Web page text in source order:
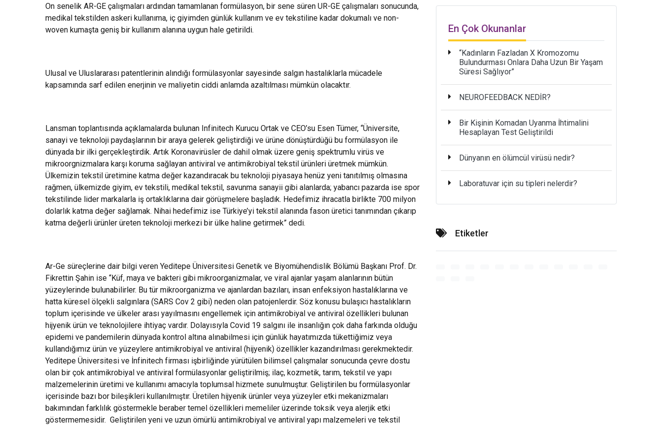
On senelik AR-GE çalışmaları ardından tamamlanan formülasyon, bir sene süren UR-GE çalışmaları sonucunda,
medikal tekstilden askeri kullanıma, iç giyimden günlük kullanım ve ev tekstiline kadar dokumalı ve non-
woven kumaşta geniş bir kullanım alanına uygun hale getirildi.
Ulusal ve Uluslararası patentlerinin alındığı formülasyonlar sayesinde salgın hastalıklarla mücadele
kapsamında sarf edilen enerjinin ve maliyetin ciddi anlamda azaltılması mümkün olacaktır.
Lansman toplantısında açıklamalarda bulunan Infinitech Kurucu Ortak ve CEO’su Esen Tümer, “Üniversite,
sanayi ve teknoloji paydaşlarının bir araya gelerek geliştirdiği ve ürüne dönüştürdüğü bu formülasyon ile
dünyada bir ilki gerçekleştirdik. Artık Koronavirüsler de dahil olmak üzere geniş spektrumlu virüs ve
mikroorgnizmalara karşı koruma sağlayan antiviral ve antimikrobiyal tekstil ürünleri üretmek mümkün.
Ülkemizin tekstil üretimine katma değer kazandıracak bu teknoloji piyasaya henüz yeni tanıtılmış olmasına
rağmen, ülkemizde giyim, ev tekstili, medikal tekstil, savunma sanayii gibi alanlarda; yabancı pazarda ise spor
tekstilinde lider markalarla iş ortaklıklarına dair görüşmelere başladık. Hedefimiz ihracatla birlikte 700 milyon
dolarlık katma değer sağlamak. Nihai hedefimiz ise Türkiye’yi tekstil alanında fason üretici tanımından çıkarıp
katma değerli ürünler üreten teknoloji merkezi bir ülke haline getirmek” dedi.
Ar-Ge süreçlerine dair bilgi veren Yeditepe Üniversitesi Genetik ve Biyomühendislik Bölümü Başkanı Prof. Dr.
Fikrettin Şahin ise “Küf, maya ve bakteri gibi mikroorganizmalar, ve viral ajanlar yaşam alanlarının bütün
yüzeylerinde bulunabilirler. Bu tür mikroorganizma ve ajanlardan bazıları, insan enfeksiyon hastalıklarına ve
hatta küresel ölçekli salgınlara (SARS Cov 2 gibi) neden olan patojenlerdir. Söz konusu bulaşıcı hastalıkların
toplum içerisinde ve ülkeler arası yayılmasını engellemek için antimikrobiyal ve antiviral özellikleri bulunan
hijyenik ürün ve teknolojilere ihtiyaç vardır. Dolayısıyla Covid 19 salgını ile insanlığın çok daha farkında olduğu
epidemi ve pandemilerin dünyada kontrol altına alınabilmesi için günlük hayatımızda tükettiğimiz veya
kullandığımız ürün ve yüzeylere antimikrobiyal ve antiviral (hijyenik) özellikler kazandırılması gerekmektedir.
Yeditepe Üniversitesi ve İnfinitech firması işbirliğinde yürütülen bilimsel çalışmalar sonucunda çevre dostu
olan bir çok antimikrobiyal ve antiviral formülasyonlar geliştirilmiş; ilaç, kozmetik, tarım, tekstil ve yapı
malzemelerinin üretimi ve kullanımı amacıyla toplumsal hizmete sunulmuştur. Geliştirilen bu formülasyonlar
içerisinde bazı bor bileşikleri kullanılmıştır. Üretilen hijyenik ürünler veya yüzeyler etki mekanizmaları
bakımından farklılık göstermekle beraber temel özellikleri memeliler üzerinde toksik veya alerjik etki
göstermemesidir. Geliştirilen yeni ve uzun ömürlü antimikrobiyal ve antiviral yapı malzemeleri ve tekstil
En Çok Okunanlar
“Kadınların Fazladan X Kromozomu
Bulundurması Onlara Daha Uzun Bir Yaşam
Süresi Sağlıyor”
NEUROFEEDBACK NEDİR?
Bir Kişinin Komadan Uyanma İhtimalini
Hesaplayan Test Geliştirildi
Dünyanın en ölümcül virüsü nedir?
Laboratuvar için su tipleri nelerdir?
Etiketler